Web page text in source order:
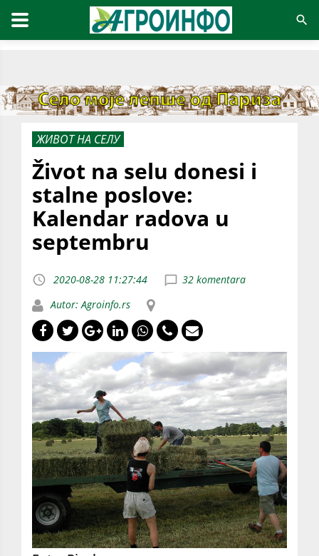
ЖИВОТ НА СЕЛУ
Život na selu donesi i
stalne poslove:
Kalendar radova u
septembru
2020-08-28 11:27:44
32 komentara
Autor: Agroinfo.rs